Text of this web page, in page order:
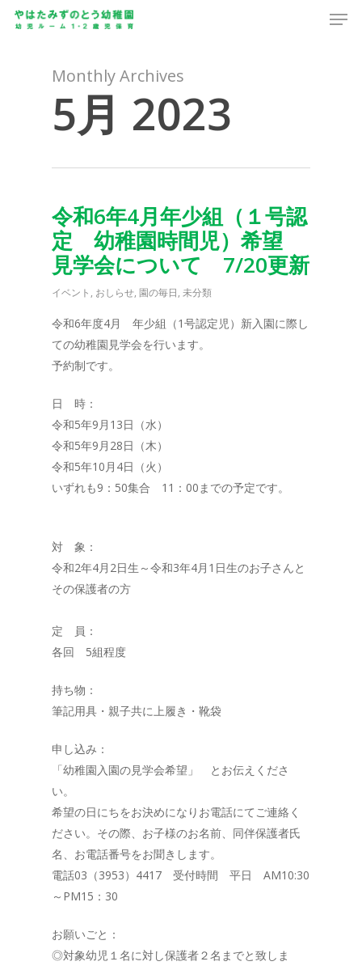
Skip
Monthly Archives
5月 2023
令和6年4月年少組（１号認
定 幼稚園時間児）希望
見学会について 7/20更新
イベント , おしらせ, 園の毎日, 未分類
令和6年度4月 年少組（1号認定児）新入園に際し
ての幼稚園見学会を行います。
予約制です。
日 時：
令和5年9月13日（水）
令和5年9月28日（木）
令和5年10月4日（火）
いずれも9：50集合 11：00までの予定です。
対 象：
令和2年4月2日生～令和3年4月1日生のお子さんと
その保護者の方
定 員：
各回 5組程度
持ち物：
筆記用具・親子共に上履き・靴袋
申し込み：
「幼稚園入園の見学会希望」 とお伝えくださ
い。
希望の日にちをお決めになりお電話にてご連絡く
ださい。その際、お子様のお名前、同伴保護者氏
名、お電話番号をお聞きします。
電話03（3953）4417 受付時間 平日 AM10:30
～PM15：30
お願いごと：
◎対象幼児１名に対し保護者２名までと致しま